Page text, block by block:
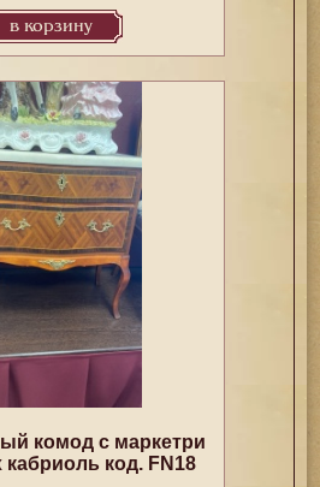
в корзину
комод с маркетри
кабриоль код. FN18